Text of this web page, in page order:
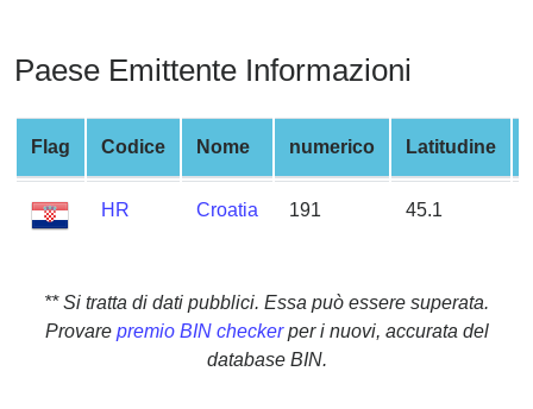
Credit
Card
Checker
Service
What
Address
Paese Emittente Informazioni
Flag Codice Nome numerico Latitudine
HR Croatia 191 45.1
** Si tratta di dati pubblici. Essa può essere superata.
Provare premio BIN checkerper i nuovi, accurata del
database BIN.